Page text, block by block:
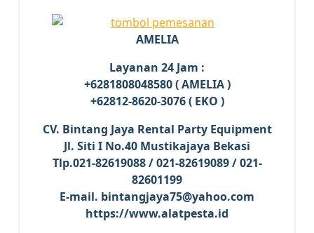
AMELIA
Layanan 24 Jam :
+6281808048580 ( AMELIA )
+62812-8620-3076 ( EKO )
CV. Bintang Jaya Rental Party Equipment
Jl. Siti I No.40 Mustikajaya Bekasi
Tlp.021-82619088 / 021-82619089 / 021-
82601199
E-mail. bintangjaya75@yahoo.com
https://www.alatpesta.id